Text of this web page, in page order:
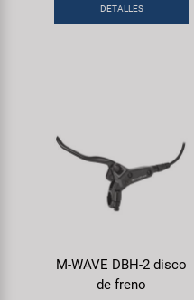
DETALLES
M-WAVE DBH-2 disco
de freno